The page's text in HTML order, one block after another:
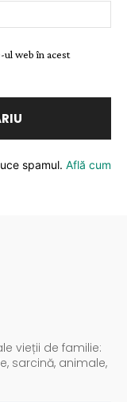
ul web în acest
spamul. Află cum
vieții de familie:
sarcină, animale,